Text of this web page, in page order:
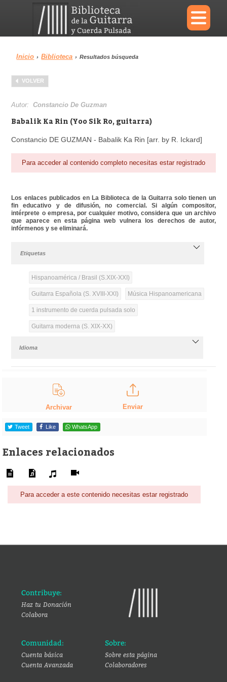
×
Menu
Biblioteca
Área personal Reproductor
Inicio › Biblioteca › Resultados búsqueda
VOLVER
Autor:Constancio De Guzman
Babalik Ka Rin (Yoo Sik Ro, guitarra)
Constancio DE GUZMAN - Babalik Ka Rin [arr. by R. Ickard]
Para acceder al contenido completo necesitas estar registrado
Los enlaces publicados en La Biblioteca de la Guitarra solo tienen un
fin educativo y de difusión, no comercial. Si algún compositor,
intérprete o empresa, por cualquier motivo, considera que un archivo
que aparece en esta página web vulnera los derechos de autor,
infórmenos y se eliminará.
Etiquetas
Hispanoamérica / Brasil (S.XIX-XXI)
Guitarra Española (S. XVIII-XXI) Música Hispanoamericana
1 instrumento de cuerda pulsada solo
Guitarra moderna (S. XIX-XX)
Idioma
Archivar Enviar
Tweet Like WhatsApp
Enlaces relacionados
Para acceder a este contenido necesitas estar registrado
Contribuye:
Haz tu Donación
Colabora
Comunidad:
Cuenta básica
Cuenta Avanzada
Sobre:
Sobre esta página
Colaboradores